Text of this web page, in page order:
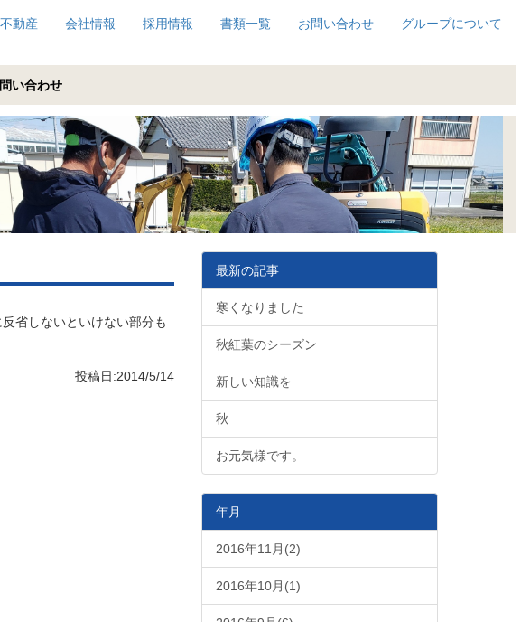
不動産 会社情報 採用情報 書類一覧 お問い合わせ グループについて
い合わせ
省しないといけない部分も
投稿日:2014/5/14
最新の記事
寒くなりました
秋紅葉のシーズン
新しい知識を
秋
お元気様です。
年月
2016年11月(2)
2016年10月(1)